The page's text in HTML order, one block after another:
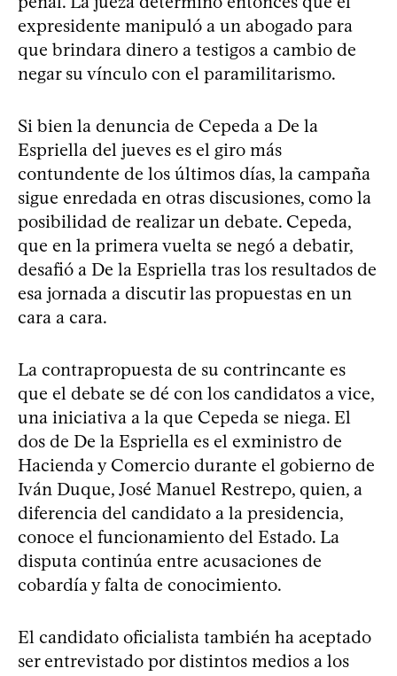
expresidente manipuló a un abogado para
que brindara dinero a testigos a cambio de
negar su vínculo con el paramilitarismo.
Si bien la denuncia de Cepeda a De la
Espriella del jueves es el giro más
contundente de los últimos días, la campaña
sigue enredada en otras discusiones, como la
posibilidad de realizar un debate. Cepeda,
que en la primera vuelta se negó a debatir,
desafió a De la Espriella tras los resultados de
esa jornada a discutir las propuestas en un
cara a cara.
La contrapropuesta de su contrincante es
que el debate se dé con los candidatos a vice,
una iniciativa a la que Cepeda se niega. El
dos de De la Espriella es el exministro de
Hacienda y Comercio durante el gobierno de
Iván Duque, José Manuel Restrepo, quien, a
diferencia del candidato a la presidencia,
conoce el funcionamiento del Estado. La
disputa continúa entre acusaciones de
cobardía y falta de conocimiento.
El candidato oficialista también ha aceptado
ser entrevistado por distintos medios a los